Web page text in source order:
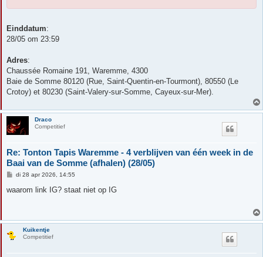
Einddatum:
28/05 om 23:59
Adres:
Chaussée Romaine 191, Waremme, 4300
Baie de Somme 80120 (Rue, Saint-Quentin-en-Tourmont), 80550 (Le
Crotoy) et 80230 (Saint-Valery-sur-Somme, Cayeux-sur-Mer).
Draco
Competitief
Re: Tonton Tapis Waremme - 4 verblijven van één week in de
Baai van de Somme (afhalen) (28/05)
B
r
di 28 apr 2026, 14:55
waarom link IG? staat niet op IG
Kuikentje
Competitief